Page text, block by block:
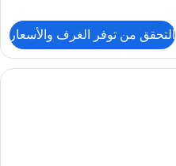
التحقق من توفر الغرف والأسعار
ميني بار وخزنة داخل الغرفة ومكتب